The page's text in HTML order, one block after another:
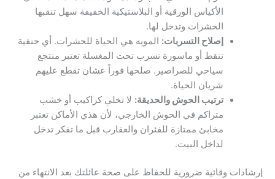
الأكياس الورقية أو البلاستيكية الخفيفة سهل تنقبها
الحشرات وتدخل لها.
إصلاح التسربات: المويه هي الحياة للحشرات. أي حنفية
تنقط أو ماسورة تسرب تحت المغسلة تعتبر منتجع
سياحي للصراصير. صلحها فوراً عشان تقطع عليهم
شريان الحياة.
ترتيب الحوش والحديقة: لا تخلي كراكيب أو خشب
متراكم في الحوش الخارجي، لأن هذي الأماكن تعتبر
مخابئ ممتازة للفئران والعقارب قبل ما تفكر تدخل
لداخل البيت.
إرشادات وقائية ضرورية للحفاظ على صحة عائلتك بعد الانتهاء من